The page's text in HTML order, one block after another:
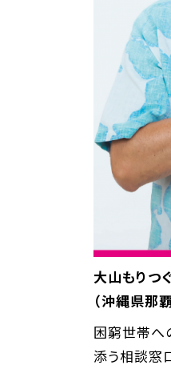
大山もりつ
（沖縄県那
困窮世帯へ
添う相談窓